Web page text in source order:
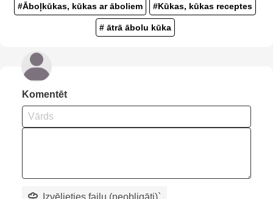
#Āboļkūkas, kūkas ar āboliem #Kūkas, kūkas receptes
# ātrā ābolu kūka
Komentēt
Izvēlieties failu (neobligāti)`